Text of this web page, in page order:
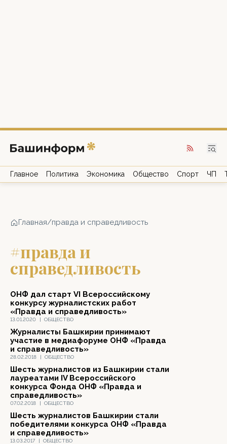
Главное Политика Экономика Общество Спорт ЧП
Главная/правда и справедливость
#правда и
справедливость
13.01.2020 | ОБЩЕСТВО
ОНФ дал старт VI Всероссийскому
конкурсу журналистских работ
«Правда и справедливость»
28.02.2018 | ОБЩЕСТВО
Журналисты Башкирии принимают
участие в медиафоруме ОНФ «Правда
и справедливость»
07.02.2018 | ОБЩЕСТВО
Шесть журналистов из Башкирии стали
лауреатами IV Всероссийского
конкурса Фонда ОНФ «Правда и
справедливость»
13.03.2017 | ОБЩЕСТВО
Шесть журналистов Башкирии стали
победителями конкурса ОНФ «Правда
и справедливость»